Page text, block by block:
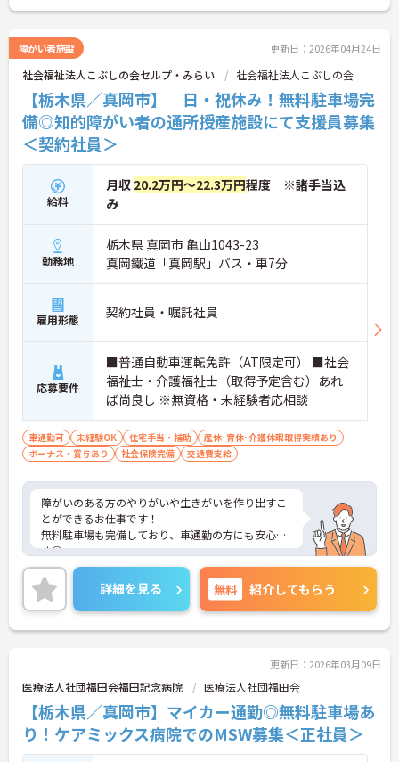
障がい者施設 更新日：2026年04月24日
社会福祉法人こぶしの会セルプ・みらい 社会福祉法人こぶしの会
【栃木県／真岡市】 日・祝休み！無料駐車場完
備◎知的障がい者の通所授産施設にて支援員募集
＜契約社員＞
給料
月収 20.2万円～22.3万円程度 ※諸手当込
み
勤務地
栃木県 真岡市 亀山1043-23
真岡鐵道「真岡駅」バス・車7分
雇用形態 契約社員・嘱託社員
応募要件
■普通自動車運転免許（AT限定可） ■社会
福祉士・介護福祉士（取得予定含む）あれ
ば尚良し ※無資格・未経験者応相談
車通勤可 未経験OK 住宅手当・補助
産休･育休･介護休暇取得実績あり
ボーナス・賞与あり
社会保険完備 交通費支給
障がいのある方のやりがいや生きがいを作り出すこ
とができるお仕事です！
無料駐車場も完備しており、車通勤の方にも安心で
す◎
ご興味ある方には、面接対策ポイントなど、さらに
詳細をお話しいたしますのでお気軽にご相談くださ
い！
詳細を見る 無料 紹介してもらう
更新日：2026年03月09日
医療法人社団福田会福田記念病院 医療法人社団福田会
【栃木県／真岡市】マイカー通勤◎無料駐車場あ
り！ケアミックス病院でのMSW募集＜正社員＞